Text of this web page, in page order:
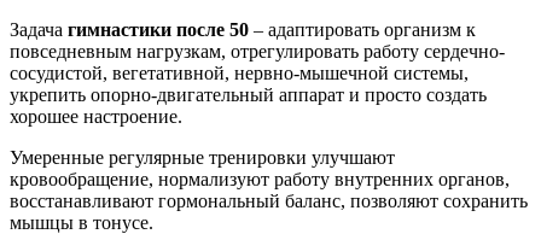
Задача гимнастики после 50 – адаптировать организм к
повседневным нагрузкам, отрегулировать работу сердечно-
сосудистой, вегетативной, нервно-мышечной системы,
укрепить опорно-двигательный аппарат и просто создать
хорошее настроение.
Умеренные регулярные тренировки улучшают
кровообращение, нормализуют работу внутренних органов,
восстанавливают гормональный баланс, позволяют сохранить
мышцы в тонусе.